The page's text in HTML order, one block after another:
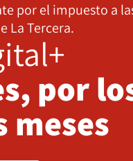
por el impuesto a
La Tercera.
por
meses